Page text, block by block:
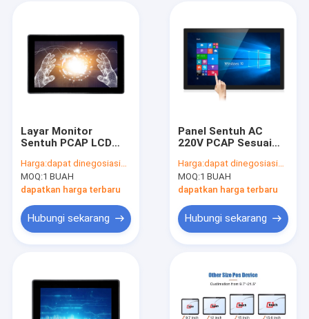
Monitor Sentuh Inframerah
PC Sentuh AIO
Layar Sentuh Inframerah
Monitor Tampilan Industri
Monitor Sentuh SAW
Papan Pengajaran Layar Sentuh
Layar Monitor
Sentuh PCAP LCD
Braket Dudukan
Harga:dapat dinegosiasikan
MOQ:1 BUAH
dapatkan harga terbaru
Hubungi sekarang
Panel Sentuh AC
220V PCAP Sesuai
Layar Sentuh
Kapasitif Proyeksi 32
Inch
Harga:dapat dinegosiasikan
MOQ:1 BUAH
dapatkan harga terbaru
Hubungi sekarang